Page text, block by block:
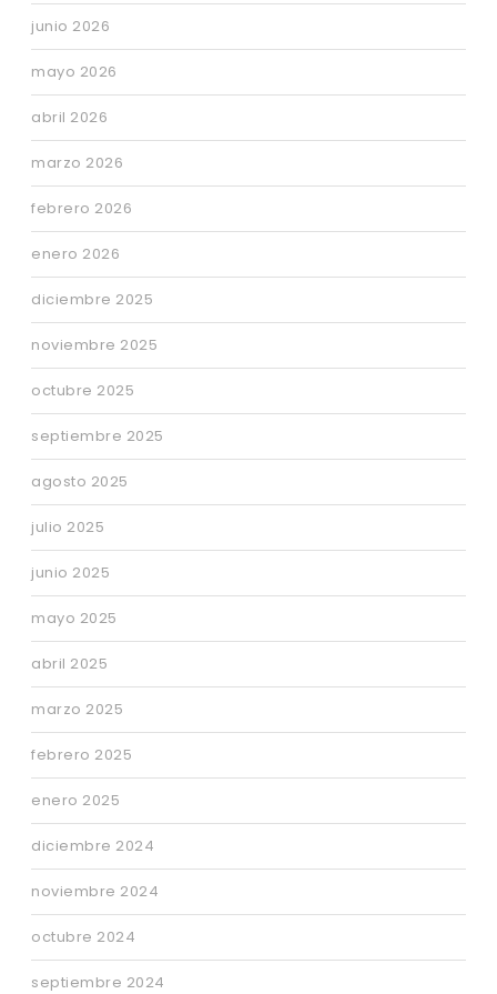
junio 2026
mayo 2026
abril 2026
marzo 2026
febrero 2026
enero 2026
diciembre 2025
noviembre 2025
octubre 2025
septiembre 2025
agosto 2025
julio 2025
junio 2025
mayo 2025
abril 2025
marzo 2025
febrero 2025
enero 2025
diciembre 2024
noviembre 2024
octubre 2024
septiembre 2024